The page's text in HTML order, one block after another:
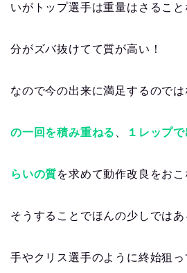
いがトップ選手は重量はさるこ
分がズバ抜けてて質が高い！
なので今の出来に満足するのでは
の一回を積み重ねる １レップ
らいの質を求めて動作改良をお
そうすることでほんの少しでは
手やクリス選手のように終始狙っ